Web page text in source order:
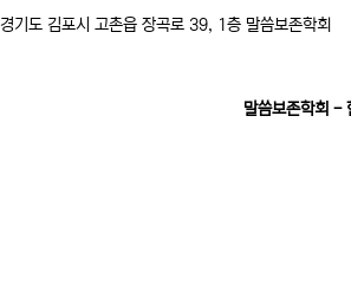
경기도 김포시 고촌읍 장곡로 39, 1층 말씀보존학회
말씀보존학회 -